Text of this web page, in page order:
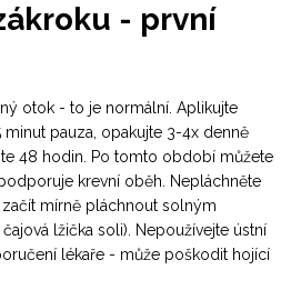
- první
otok - to je normální. Aplikujte
pauza, opakujte 3-4x denně
48 hodin. Po tomto období můžete
krevní oběh. Nepláchněte
mírně pláchnout solným
lžička soli). Nepoužívejte ústní
lékaře - může poškodit hojící